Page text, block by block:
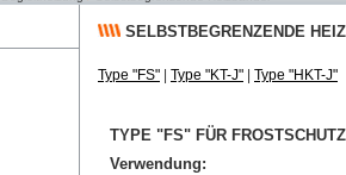
SELBSTBEGRENZENDE
Type "FS" Type "KT-J" Type "HKT-J"
TYPE "FS" FÜR FROSTSCHUTZ
Verwendung: